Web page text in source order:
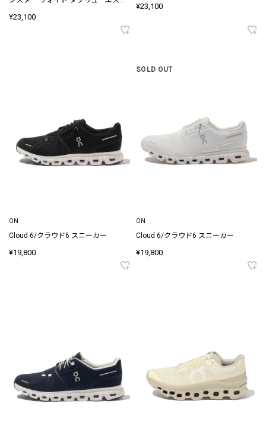
¥23,100
¥23,100
ON
Cloud 6/クラウド6 スニーカー
¥19,800
SOLD OUT
ON
Cloud 6/クラウド6 スニーカー
¥19,800